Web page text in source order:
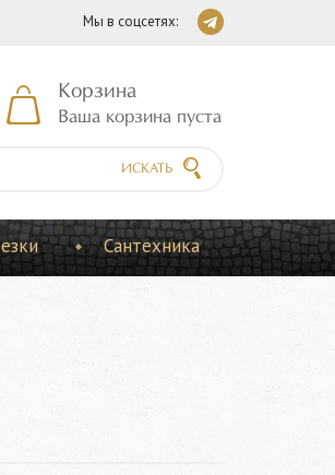
Мы в соцсетях:
Корзина
Ваша корзина пуста
ИСКАТЬ
Сантехника